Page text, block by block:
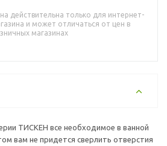
действительна только для интернет-
и может отличаться от цен в
магазинах
ТИСКЕН все необходимое в ванной
вам не придется сверлить отверстия